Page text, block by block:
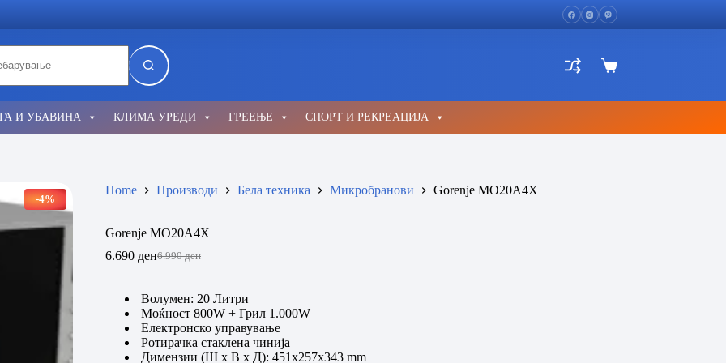
Shopping
И УБАВИНА КЛИМА УРЕДИ ГРЕЕЊЕ СПОРТ И РЕКРЕАЦИЈА
-4%
Home Производи Бела техника Микробранови Gorenje MO20A4X
Gorenje MO20A4X
6.990ден
Original
6.990 ден.
6.690 денCurrent
6.690 ден.
Волумен: 20 Литри
Mоќност 800W + Грил 1.000W
Електронско управување
Ротирачка стаклена чинија
Димензии (Ш x В x Д): 451x257x343 mm